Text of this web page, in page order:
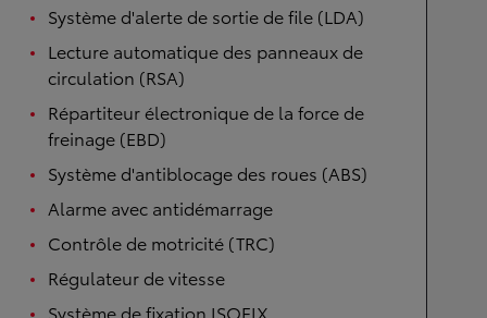
Système d'alerte de sortie de file (LDA)
Lecture automatique des panneaux de
circulation (RSA)
Répartiteur électronique de la force de
freinage (EBD)
Système d'antiblocage des roues (ABS)
Alarme avec antidémarrage
Contrôle de motricité (TRC)
Régulateur de vitesse
Système de fixation ISOFIX